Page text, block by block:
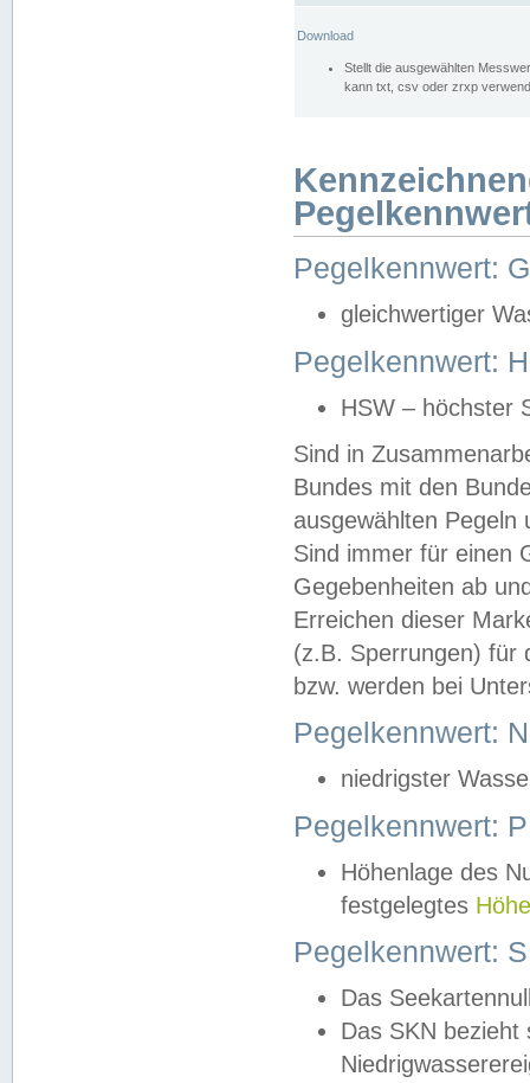
Download
Stellt die ausgewählten
kann txt, csv oder zrxp
Pegelkennwert:
gleichwertiger
Pegelkennwert:
HSW – höchster
Sind in
Bundes mit den
ausgewählten
Sind immer für einen
Gegebenheiten ab
Erreichen dieser
(z.B. Sperrungen) für
bzw. werden bei
Pegelkennwert:
niedrigster
Pegelkennwert:
Höhenlage des
festgelegtes
Pegelkennwert:
Das
Das SKN